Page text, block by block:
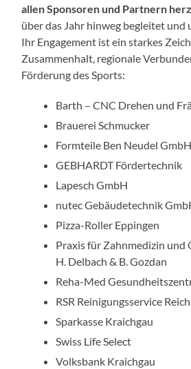
allen Sponsoren und Partnern
über das Jahr hinweg begleitet
Ihr Engagement ist ein starkes
Zusammenhalt, regionale
Förderung des Sports:
Barth – CNC Drehen und
Brauerei Schmucker
Formteile Ben Neudel GmbH
GEBHARDT Fördertechnik
Lapesch GmbH
nutec Gebäudetechnik
Pizza-Roller Eppingen
Praxis für Zahnmedizin und
H. Delbach & B. Gozdan
Reha-Med
RSR Reinigungsservice
Sparkasse Kraichgau
Swiss Life Select
Volksbank Kraichgau